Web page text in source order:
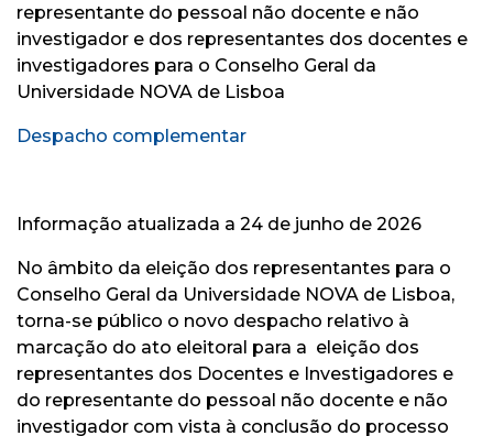
representante do pessoal não docente e não
investigador e dos representantes dos docentes e
investigadores para o Conselho Geral da
Universidade NOVA de Lisboa
Despacho complementar
Informação atualizada a 24 de junho de 2026
No âmbito da eleição dos representantes para o
Conselho Geral da Universidade NOVA de Lisboa,
torna-se público o novo despacho relativo à
marcação do ato eleitoral para a eleição dos
representantes dos Docentes e Investigadores e
do representante do pessoal não docente e não
investigador com vista à conclusão do processo